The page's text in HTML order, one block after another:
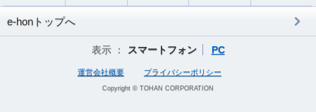
e-honトップへ
表示 ： スマートフォン PC
運営会社概要 プライバシーポリシー
Copyright © TOHAN CORPORATION